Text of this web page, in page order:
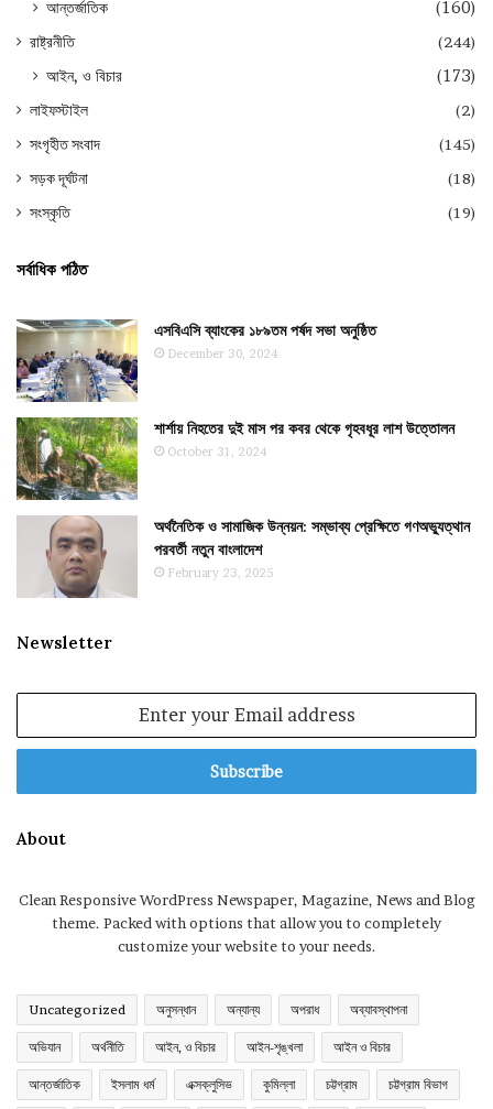
আন্তর্জাতিক (160)
রাষ্ট্রনীতি (244)
আইন, ও বিচার (173)
লাইফস্টাইল
(2)
সংগৃহীত সংবাদ
(145)
সড়ক দূর্ঘটনা
(18)
সংস্কৃতি
(19)
সর্বাধিক পঠিত
এসবিএসি ব্যাংকের ১৮৯তম পর্ষদ সভা অনুষ্ঠিত
December 30, 2024
শার্শায় নিহতের দুই মাস পর কবর থেকে গৃহবধূর লাশ উত্তোলন
October 31, 2024
অর্থনৈতিক ও সামাজিক উন্নয়ন: সম্ভাব্য প্রেক্ষিতে গণঅভ্যুত্থান
পরবর্তী নতুন বাংলাদেশ
February 23, 2025
Newsletter
Email
About
Clean Responsive WordPress Newspaper, Magazine, News and Blog
theme. Packed with options that allow you to completely
customize your website to your needs.
Uncategorized অনুসন্ধান অন্যান্য অপরাধ অব্যাবস্থাপনা
অভিযান অর্থনীতি আইন, ও বিচার আইন-শৃঙ্খলা আইন ও বিচার
আন্তর্জাতিক ইসলাম ধর্ম এক্সক্লুসিভ কুমিল্লা চট্টগ্রাম চট্টগ্রাম বিভাগ